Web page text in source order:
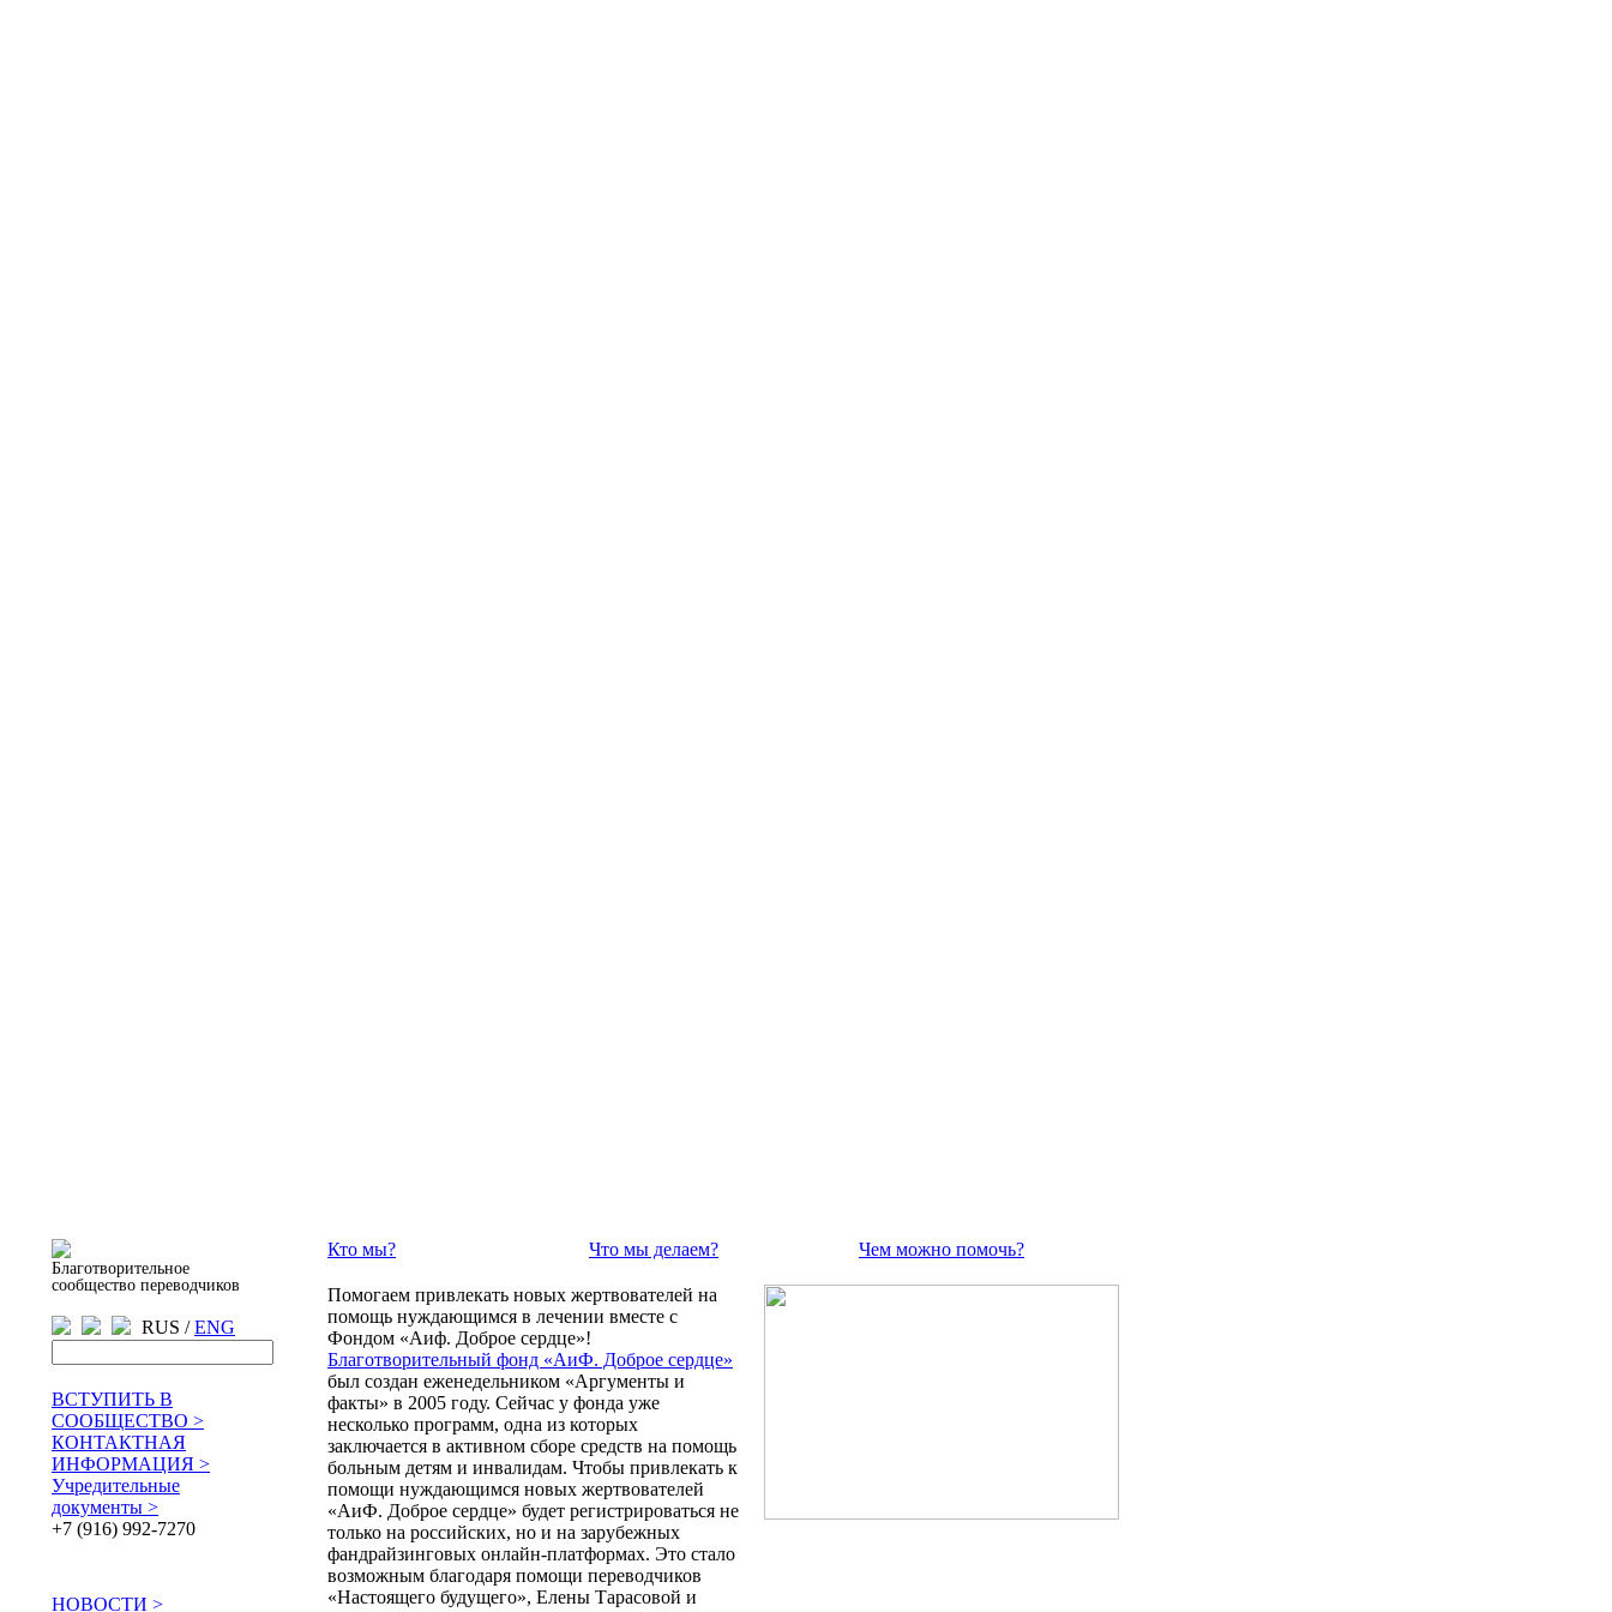
Благотворительное
сообщество переводчиков
RUS /ENG
ВСТУПИТЬ В
СООБЩЕСТВО >
КОНТАКТНАЯ
ИНФОРМАЦИЯ >
Учредительные
документы >
+7 (916) 992-7270
НОВОСТИ >
Кто мы? Что мы делаем? Чем можно помочь?
Помогаем привлекать новых жертвователей на
помощь нуждающимся в лечении вместе с
Фондом «Аиф. Доброе сердце»!
Благотворительный фонд «АиФ. Доброе сердце»
был создан еженедельником «Аргументы и
факты» в 2005 году. Сейчас у фонда уже
несколько программ, одна из которых
заключается в активном сборе средств на помощь
больным детям и инвалидам. Чтобы привлекать к
помощи нуждающимся новых жертвователей
«АиФ. Доброе сердце» будет регистрироваться не
только на российских, но и на зарубежных
фандрайзинговых онлайн-платформах. Это стало
возможным благодаря помощи переводчиков
«Настоящего будущего», Елены Тарасовой и